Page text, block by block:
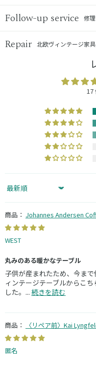
Follow-up service 修
Repair 北欧ヴィンテージ家
17
Sort by
Johannes Andersen
WEST
丸みのある暖かなテーブル
子供が産まれたため、今ま
ィンテージテーブルからこ
した。... 続きを読む
〈リペア前〉Kai
匿名